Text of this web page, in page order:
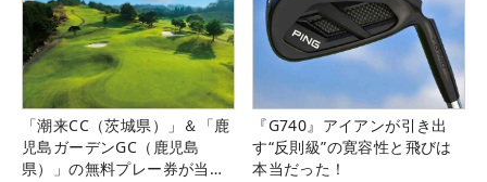
「潮来CC（茨城県）」＆「鹿
児島ガーデンGC（鹿児島
県）」の無料プレー券が当た
『G740』アイアンが引き出
す“反則級”の寛容性と飛びは
本当だった！